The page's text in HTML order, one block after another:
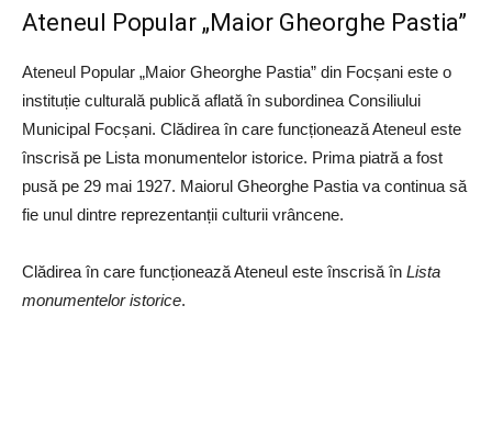
Ateneul Popular „Maior Gheorghe Pastia”
Ateneul Popular „Maior Gheorghe Pastia” din Focșani este o
instituție culturală publică aflată în subordinea Consiliului
Municipal Focșani. Clădirea în care funcționează Ateneul este
înscrisă pe Lista monumentelor istorice. Prima piatră a fost
pusă pe 29 mai 1927. Maiorul Gheorghe Pastia va continua să
fie unul dintre reprezentanții culturii vrâncene.
Clădirea în care funcționează Ateneul este înscrisă în Lista
monumentelor istorice.